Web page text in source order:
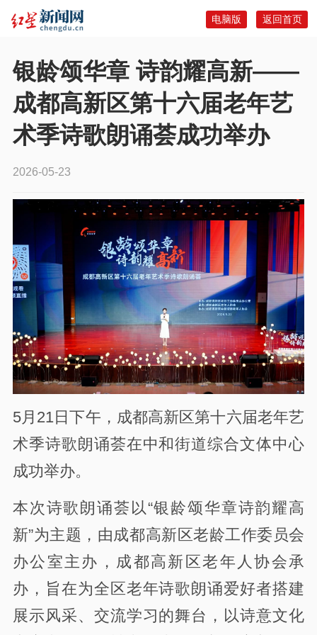
返回首页
电脑版
银龄颂华章 诗韵耀高新——
成都高新区第十六届老年艺
术季诗歌朗诵荟成功举办
2026-05-23
5月21日下午，成都高新区第十六届老年艺
术季诗歌朗诵荟在中和街道综合文体中心
成功举办。
本次诗歌朗诵荟以“银龄颂华章诗韵耀高
新”为主题，由成都高新区老龄工作委员会
办公室主办，成都高新区老年人协会承
办，旨在为全区老年诗歌朗诵爱好者搭建
展示风采、交流学习的舞台，以诗意文化